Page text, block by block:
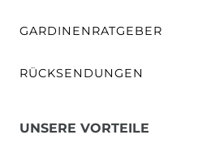
GARDINENRATGEBER
RÜCKSENDUNGEN
UNSERE VORTEILE